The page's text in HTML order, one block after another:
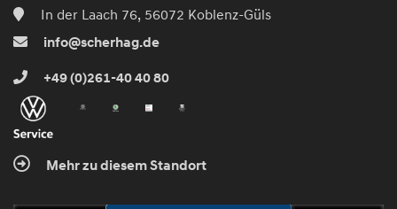
In der Laach 76, 56072 Koblenz-Güls
info@scherhag.de
+49 (0)261-40 40 80
Mehr zu diesem Standort